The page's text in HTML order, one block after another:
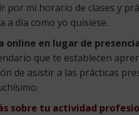
por mi horario de clases y
a día como yo quisiese.
online en lugar de
que te establecen
de asistir a las prácticas
sobre tu actividad